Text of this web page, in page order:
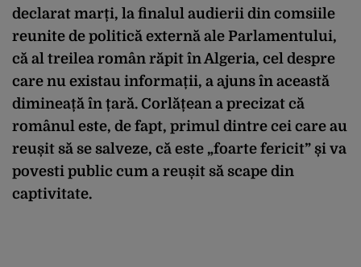
declarat marți, la finalul audierii din comsiile
reunite de politică externă ale Parlamentului,
că al treilea român răpit în Algeria, cel despre
care nu existau informații, a ajuns în această
dimineață în țară. Corlățean a precizat că
românul este, de fapt, primul dintre cei care au
reușit să se salveze, că este „foarte fericit” și va
povesti public cum a reușit să scape din
captivitate.